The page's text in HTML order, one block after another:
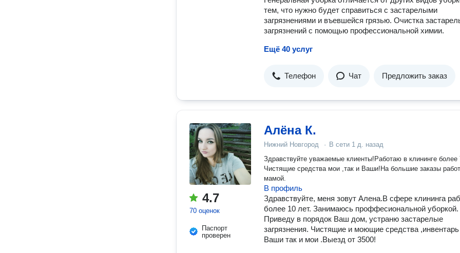
тем, что нужно будет справиться с застарелыми
загрязнениями и въевшейся грязью. Очистка
загрязнений с помощью профессиональной химии.
Ещё 40 услуг
Телефон Чат Предложить заказ
4.7
70 оценок
Паспорт
проверен
Алёна К.
Нижний Новгород · В сети 1 д. назад
Здравствуйте уважаемые клиенты!Работаю в клининге более
Чистящие средства мои ,так и Ваши!На большие заказы работаем с
мамой.
В профиль
Здравствуйте, меня зовут Алена.В сфере клининга
более 10 лет. Занимаюсь проффесиональной уборкой.
Приведу в порядок Ваш дом, устраню застарелые
загрязнения. Чистящие и моющие средства ,инвентарь
Ваши так и мои .Выезд от 3500!